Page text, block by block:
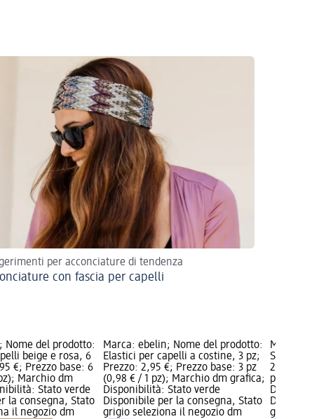
per acconciature di tendenza
con fascia per capelli
Nome del prodotto:
beige e rosa, 6
€; Prezzo base: 6
Marchio dm
Stato verde
la consegna, Stato
il negozio dm
Marca: ebelin; Nome del prodotto:
Elastici per capelli a costine, 3 pz;
Prezzo: 2,95 €; Prezzo base: 3 pz
(0,98 € / 1 pz); Marchio dm grafica;
Disponibilità: Stato verde
Disponibile per la consegna, Stato
grigio seleziona il negozio dm
Marca:
Set elastici
2,95 €;
pz);
Disponibile
grigio